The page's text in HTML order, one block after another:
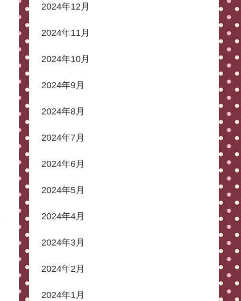
2024年12月
2024年11月
2024年10月
2024年9月
2024年8月
2024年7月
2024年6月
2024年5月
2024年4月
2024年3月
2024年2月
2024年1月